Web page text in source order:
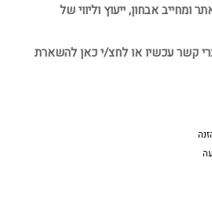
ומחייב אבחון, ייעוץ וליווי של
קשר עכשיו או לחצ/י כאן להשארת